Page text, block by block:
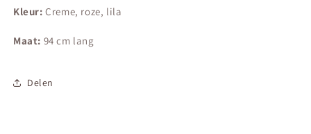
Kleur:Creme, roze, lila
Maat: 94 cm lang
Delen